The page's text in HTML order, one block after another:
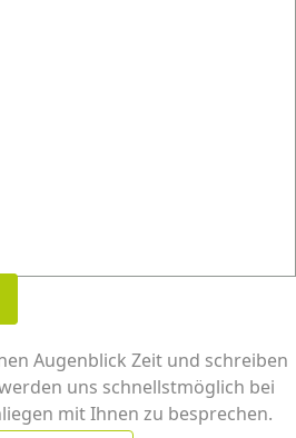
Augenblick Zeit und schreiben
uns schnellstmöglich bei
mit Ihnen zu besprechen.